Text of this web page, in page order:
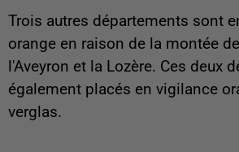
Trois autres départements sont
orange en raison de la montée
l'Aveyron et la Lozère. Ces deux
également placés en vigilance
verglas.